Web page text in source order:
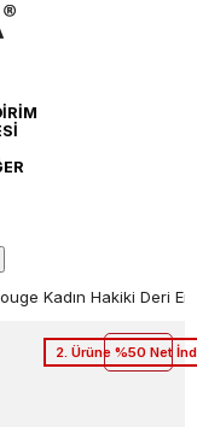
2. Ürüne %50 Net